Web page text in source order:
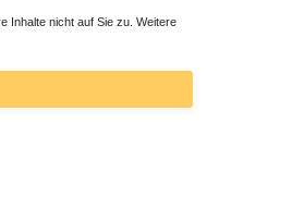
Steinoptik 120 x 100 x
Inhalte nicht auf Sie zu. Weitere